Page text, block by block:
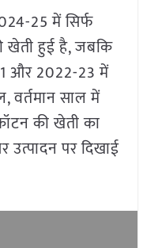
25 में स‍िर्फ
खेती हुई है, जबक‍ि
और 2022-23 में
वर्तमान साल में
की खेती का
उत्पादन पर द‍िखाई